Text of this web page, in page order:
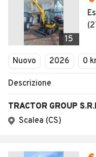
Moto
Camper
Veicoli Commerciali
Concessionari